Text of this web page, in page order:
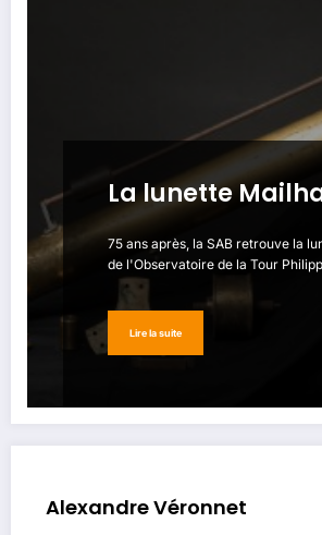
La lunette
75 ans après, la SAB retrouve la
de l'Observatoire de la Tour
Lire la suite
Alexandre Véronnet